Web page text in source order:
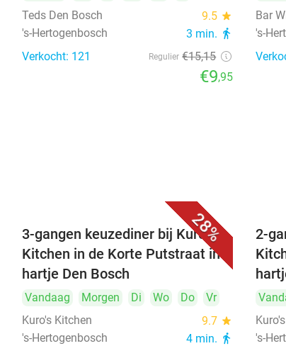
Teds Den Bosch
9.5 star
's-Hertogenbosch 3 min. directions_walk
Verkocht: 121 Regulier €15,15
€9,95
Bar
's-
28%
3-gangen keuzediner bij Kuro's
Kitchen in de Korte Putstraat in
hartje Den Bosch
Vandaag Morgen Di Wo Do
Vr
Kuro's Kitchen
9.7 star
's-Hertogenbosch 4 min. directions_walk
2-
's-